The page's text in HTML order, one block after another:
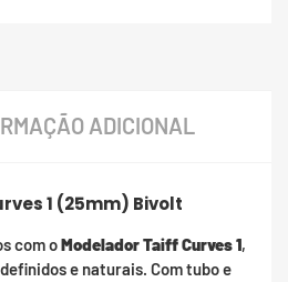
ADICIONAL
1 (25mm) Bivolt
com oModelador Taiff Curves 1,
e naturais. Com tubo e